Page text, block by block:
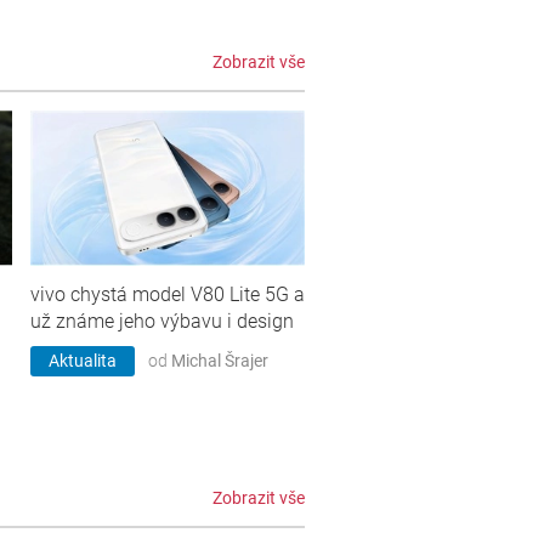
Zobrazit vše
vivo chystá model V80 Lite 5G a
už známe jeho výbavu i design
Aktualita od Michal Šrajer
Zobrazit vše